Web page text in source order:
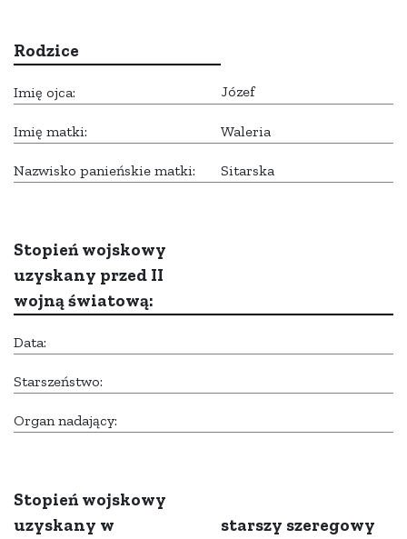
Rodzice
Imię ojca: Józef
Imię matki: Waleria
Nazwisko panieńskie matki: Sitarska
Stopień wojskowy
uzyskany przed II
wojną światową:
Data:
Starszeństwo:
Organ nadający:
Stopień wojskowy
uzyskany w
starszy szeregowy